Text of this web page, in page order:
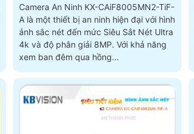
Camera An Ninh KX-CAiF8005MN2-TiF-
A là một thiết bị an ninh hiện đại với hình
ảnh sắc nét đến mức Siêu Sắt Nét Ultra
4k và độ phân giải 8MP. Với khả năng
xem ban đêm qua hồng...